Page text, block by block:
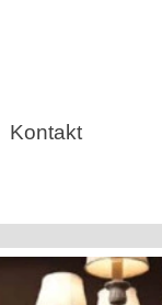
Kontakt